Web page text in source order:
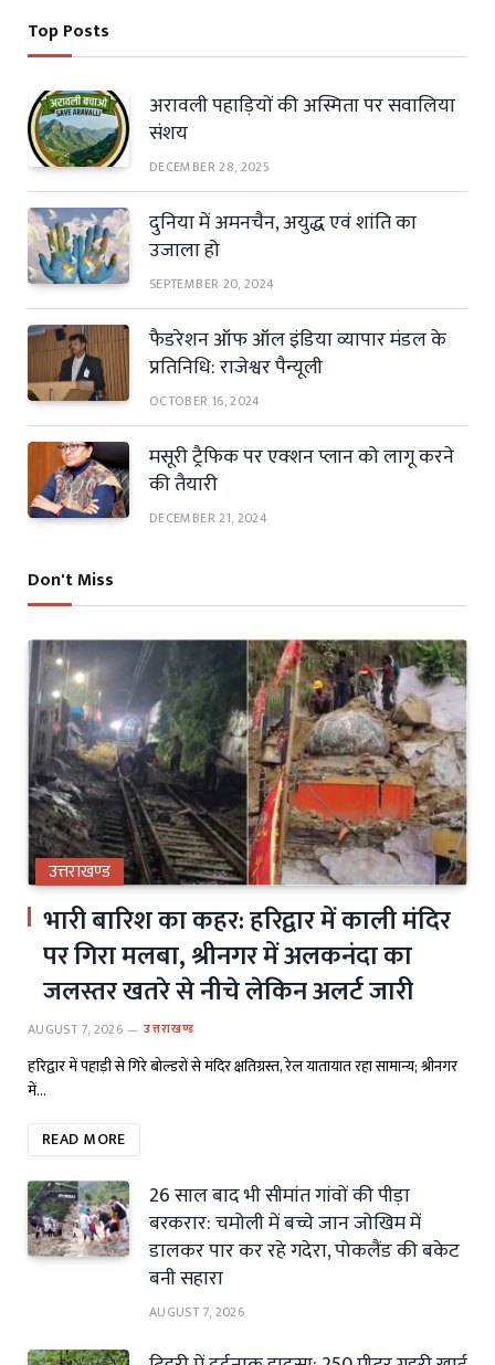
Top Posts
अरावली पहाड़ियों की अस्मिता पर सवालिया
संशय
DECEMBER 28, 2025
दुनिया में अमनचैन, अयुद्ध एवं शांति का
उजाला हो
SEPTEMBER 20, 2024
फैडरेशन ऑफ ऑल इंडिया व्यापार मंडल के
प्रतिनिधि: राजेश्वर पैन्यूली
OCTOBER 16, 2024
मसूरी ट्रैफिक पर एक्शन प्लान को लागू करने
की तैयारी
DECEMBER 21, 2024
Don't Miss
उत्तराखण्ड
भारी बारिश का कहर: हरिद्वार में काली मंदिर
पर गिरा मलबा, श्रीनगर में अलकनंदा का
जलस्तर खतरे से नीचे लेकिन अलर्ट जारी
AUGUST 7, 2026 उत्तराखण्ड
हरिद्वार में पहाड़ी से गिरे बोल्डरों से मंदिर क्षतिग्रस्त, रेल यातायात रहा सामान्य; श्रीनगर
में…
READ MORE
26 साल बाद भी सीमांत गांवों की पीड़ा
बरकरार: चमोली में बच्चे जान जोखिम में
डालकर पार कर रहे गदेरा, पोकलैंड की बकेट
बनी सहारा
AUGUST 7, 2026